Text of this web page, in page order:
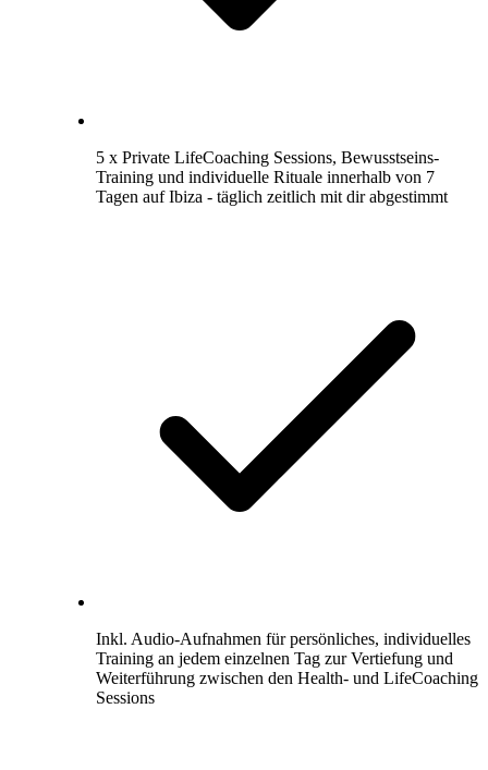
5 x Private LifeCoaching Sessions, Bewusstseins-
Training und individuelle Rituale innerhalb von 7
Tagen auf Ibiza - täglich zeitlich mit dir abgestimmt
Inkl. Audio-Aufnahmen für persönliches, individuelles
Training an jedem einzelnen Tag zur Vertiefung und
Weiterführung zwischen den Health- und LifeCoaching
Sessions